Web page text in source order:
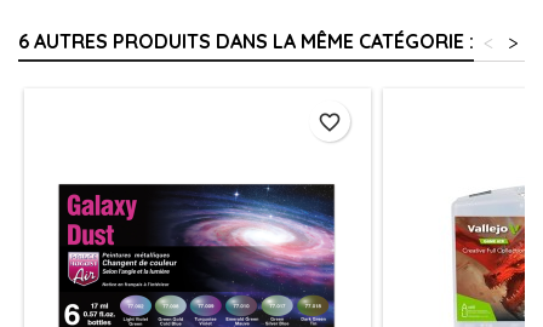
6 AUTRES PRODUITS DANS LA MÊME CATÉGORIE : >
<
favorite_border